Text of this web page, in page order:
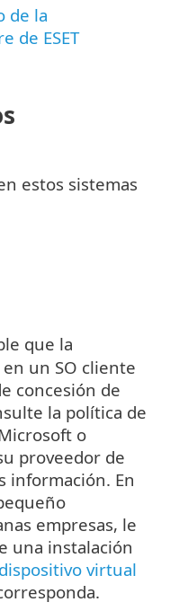
de la
de ESET
estos sistemas
que la
en un SO cliente
concesión de
la política de
o
proveedor de
información. En
empresas, le
una instalación
dispositivo virtual